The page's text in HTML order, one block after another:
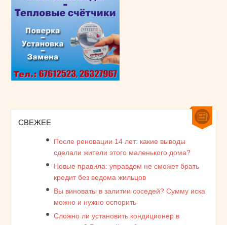
СВЕЖЕЕ
После реновации 14 лет: какие выводы
сделали жители этого маленького дома?
Новые правила: управдом не сможет брать
кредит без ведома жильцов
Вы виноваты в залитии соседей? Сумму иска
можно и нужно оспорить
Сложно ли установить кондиционер в